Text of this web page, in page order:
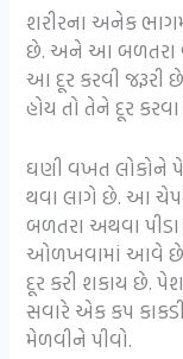
શરીરના અનેક
છે. અને આ બળતરા
આ દૂર કરવી જરૂરી
હોય તો તેને દૂર
ઘણી વખત લોકોને
થવા લાગે છે. આ
બળતરા અથવા પીડા
ઓળખવામાં આવે છે.
દૂર કરી શકાય છે.
સવારે એક કપ
મેળવીને પીવો.